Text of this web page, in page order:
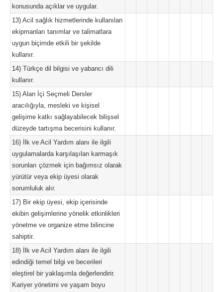
konusunda açıklar ve uygular.
13) Acil sağlık hizmetlerinde kullanılan
ekipmanları tanımlar ve talimatlara
uygun biçimde etkili bir şekilde
kullanır.
14) Türkçe dil bilgisi ve yabancı dili
kullanır.
15) Alan İçi Seçmeli Dersler
aracılığıyla, mesleki ve kişisel
gelişime katkı sağlayabilecek bilişsel
düzeyde tartışma becerisini kullanır.
16) İlk ve Acil Yardım alanı ile ilgili
uygulamalarda karşılaşılan karmaşık
sorunları çözmek için bağımsız olarak
yürütür veya ekip üyesi olarak
sorumluluk alır.
17) Bir ekip üyesi, ekip içerisinde
ekibin gelişimlerine yönelik etkinlikleri
yönetme ve organize etme bilincine
sahiptir.
18) İlk ve Acil Yardım alanı ile ilgili
edindiği temel bilgi ve becerileri
eleştirel bir yaklaşımla değerlendirir.
Kariyer yönetimi ve yaşam boyu